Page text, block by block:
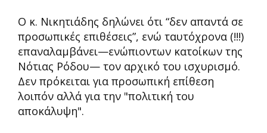
Ο κ. Νικητιάδης δηλώνει ότι “δεν απαντά σε
προσωπικές επιθέσεις”, ενώ ταυτόχρονα (!!!)
επαναλαμβάνει—ενώπιοντων κατοίκων της
Νότιας Ρόδου— τον αρχικό του ισχυρισμό.
Δεν πρόκειται για προσωπική επίθεση
λοιπόν αλλά για την "πολιτική του
αποκάλυψη".